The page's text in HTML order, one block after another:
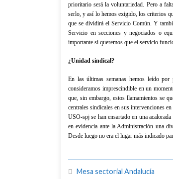
prioritario será la voluntariedad. Pero a
serlo, y así lo hemos exigido, los criterios
que se dividirá el Servicio Común. Y
Servicio en secciones y negociados o
importante si queremos que el servicio
¿Unidad sindical?
En las últimas semanas hemos leído
consideramos imprescindible en un
que, sin embargo, estos llamamientos se
centrales sindicales en sus intervenciones
USO-spj se han ensartado en una
en evidencia ante la Administración una
Desde luego no era el lugar más indicado
Mesa sectorial Andalucía